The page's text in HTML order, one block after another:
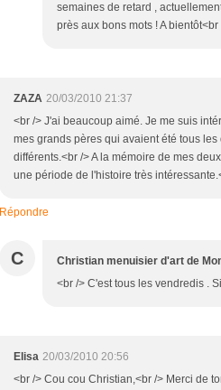
semaines de retard ,
près aux bons mots ! A
ZAZA 20/03/2010 21:37
<br /> J'ai beaucoup aimé. Je me suis
mes grands pères qui avaient été tous
différents.<br /> A la mémoire de mes
une période de l'histoire très
Répondre
C Christian menuisier d'art de
<br /> C'est tous les vendredis .
Elisa 20/03/2010 20:56
<br /> Cou cou Christian,<br /> Merci de